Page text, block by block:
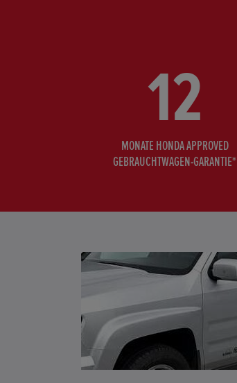
12
MONATE HONDA APPROVED
GEBRAUCHTWAGEN-GARANTIE*